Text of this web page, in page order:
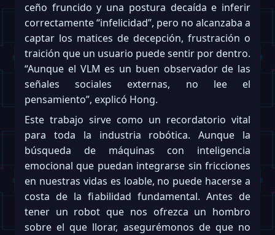
ceño fruncido y una postura decaída e inferir
correctamente “infelicidad”, pero no alcanzaba a
captar los matices de decepción, frustración o
traición que un usuario puede sentir por dentro.
“Aunque el VLM es un buen observador de las
señales sociales externas, no lee el
pensamiento”, explicó Hong.
Este trabajo sirve como un recordatorio vital
para toda la industria robótica. Aunque la
búsqueda de máquinas con inteligencia
emocional que puedan integrarse sin fricciones
en nuestras vidas es loable, no puede hacerse a
costa de la fiabilidad fundamental. Antes de
tener un robot que nos ofrezca un hombro
sobre el que llorar, asegurémonos de que no